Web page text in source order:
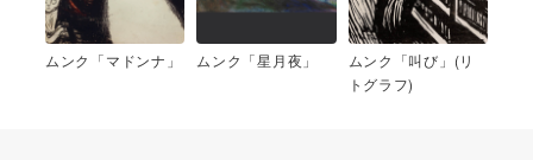
ムンク「マドンナ」 ムンク「星月夜」
ムンク「叫び」(リ
トグラフ)